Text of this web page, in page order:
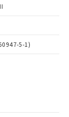
5-1)
当社の
たは開
成サー
I-Web
の取
、予定
てが基
有害物
影響を
売する
容を当
社は、
者が違
は、取
ご確
況の